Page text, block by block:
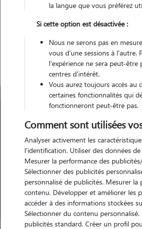
Nos promeneurs à
la langue que vous préférez
Si cette option est désactivée :
Nous ne serons pas en
vous d'une sessions à l'autre.
l'expérience ne sera peut-être
centres d'intérêt.
Vous aurez toujours accès au
certaines fonctionnalités qui
fonctionneront peut-être pas.
Comment sont utilisées
Analyser activement les
l'identification. Utiliser des données
Mesurer la performance des
Sélectionner des publicités
personnalisé de publicités. Mesurer la
contenu. Développer et améliorer les
accéder à des informations stockées
Sélectionner du contenu personnalisé.
publicités standard. Créer un profil